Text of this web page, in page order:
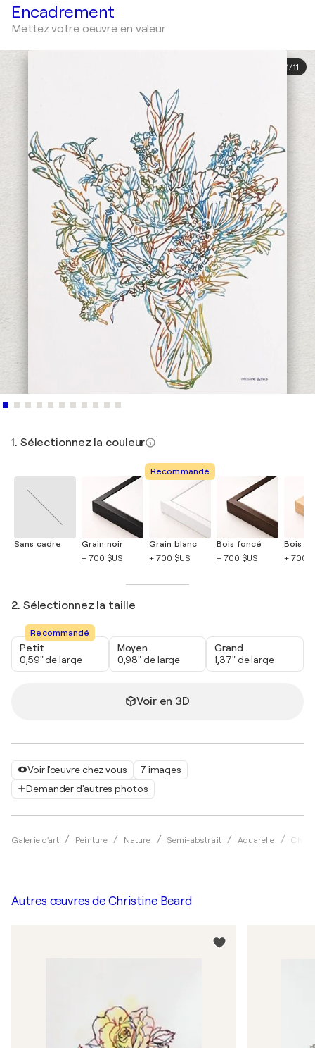
Voir l'œuvre chez vous
7 images
Demander d'autres photos
Galerie d'art Peinture Nature Semi-abstrait Aquarelle
Encadrement
Mettez votre oeuvre en valeur
1/11
1. Sélectionnez la couleur
Sans cadre
Grain noir
+ 700 $US
Recommandé
Grain blanc
+ 700 $US
Bois foncé
+ 700 $US
Bois
+ 700
2. Sélectionnez la taille
Recommandé
Petit
0,59" de large
Moyen
0,98" de large
Grand
1,37" de large
Voir en 3D
Autres œuvres de Christine Beard